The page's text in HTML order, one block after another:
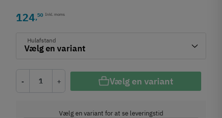
124,50 Inkl. moms
Hulafstand
- + Vælg en variant
Vælg en variant for at se leveringstid